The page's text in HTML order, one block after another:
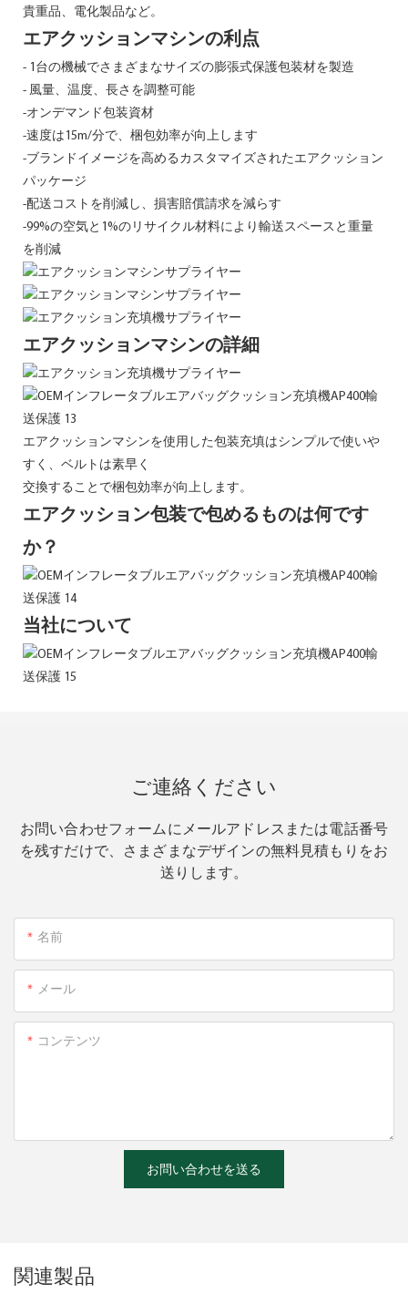
貴重品、電化製品など。
エアクッションマシンの利点
- 1台の機械でさまざまなサイズの膨張式保護包装材を製造
- 風量、温度、長さを調整可能
-オンデマンド包装資材
-速度は15m/分で、梱包効率が向上します
-ブランドイメージを高めるカスタマイズされたエアクッション
パッケージ
-配送コストを削減し、損害賠償請求を減らす
-99%の空気と1%のリサイクル材料により輸送スペースと重量
を削減
エアクッションマシンの詳細
エアクッションマシンを使用した包装充填はシンプルで使いや
すく、ベルトは素早く
交換することで梱包効率が向上します。
エアクッション包装で包めるものは何です
か？
当社について
ご連絡ください
お問い合わせフォームにメールアドレスまたは電話番号
を残すだけで、さまざまなデザインの無料見積もりをお
送りします。
名前
メール
コンテンツ
お問い合わせを送る
関連製品